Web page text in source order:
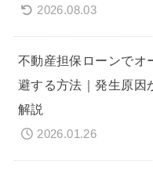
2026.08.03
不動産担保ローンでオ
避する方法｜発生原因
解説
2026.01.26